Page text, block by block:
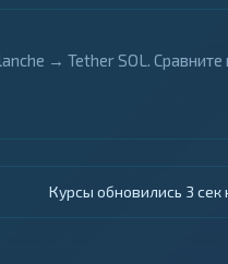
→ Tether SOL.
Курсы обновились 4 сек